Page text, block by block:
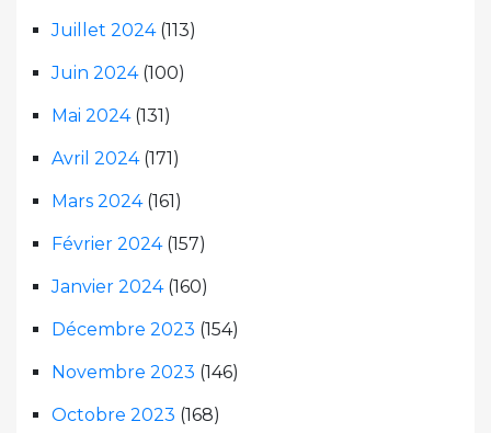
Juillet 2024(113)
Juin 2024(100)
Mai 2024(131)
Avril 2024(171)
Mars 2024(161)
Février 2024(157)
Janvier 2024(160)
Décembre 2023 (154)
Novembre 2023 (146)
Octobre 2023 (168)